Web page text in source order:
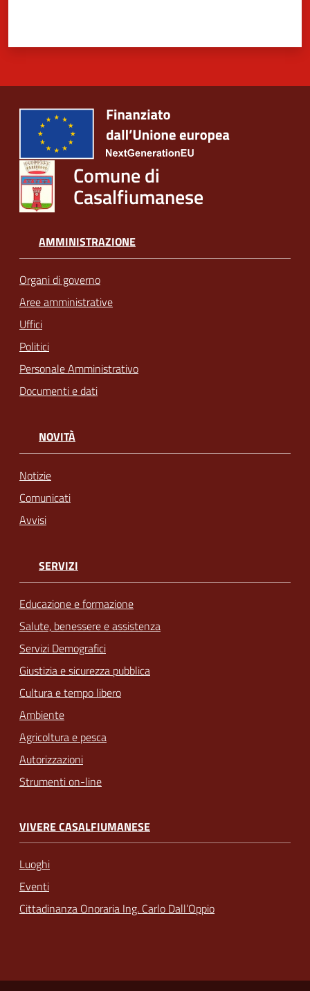
Comune di
Casalfiumanese
AMMINISTRAZIONE
Organi di governo
Aree amministrative
Uffici
Politici
Personale Amministrativo
Documenti e dati
NOVITÀ
Notizie
Comunicati
Avvisi
SERVIZI
Educazione e formazione
Salute, benessere e assistenza
Servizi Demografici
Giustizia e sicurezza pubblica
Cultura e tempo libero
Ambiente
Agricoltura e pesca
Autorizzazioni
Strumenti on-line
VIVERE CASALFIUMANESE
Luoghi
Eventi
Cittadinanza Onoraria Ing. Carlo Dall’Oppio